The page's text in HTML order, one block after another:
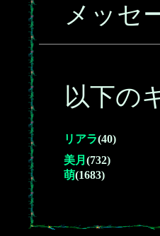
メッセ
以下の
リアラ(40)
美月 (732)
萌(1683)